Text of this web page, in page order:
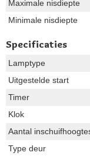
Maximale nisdiepte
Minimale nisdiepte
Specificaties
Lamptype
Uitgestelde start
Timer
Klok
Aantal
Type deur